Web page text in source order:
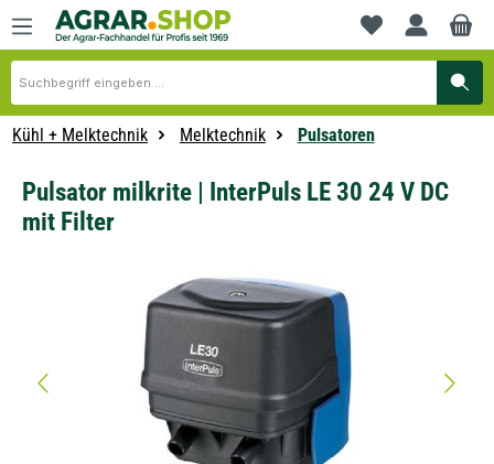
springen
Du hast 0
Kühl + Melktechnik Melktechnik Pulsatoren
Pulsator milkrite | InterPuls LE 30 24 V DC
mit Filter